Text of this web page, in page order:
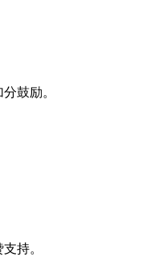
鼓励。
持。